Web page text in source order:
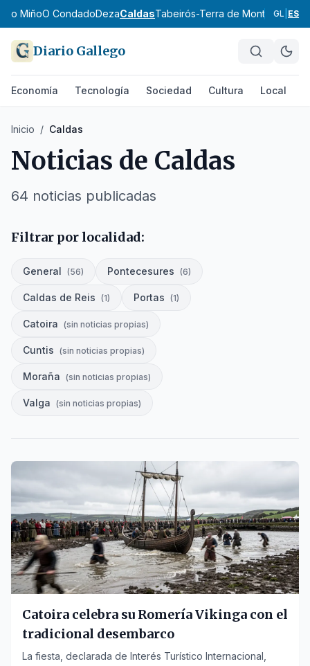
MiñoO CondadoDezaCaldasTabeirós-Terra de MontesA
GL ES
Diario Gallego
Economía Tecnología Sociedad Cultura Local
Inicio / Caldas
Noticias de Caldas
64 noticias publicadas
Filtrar por localidad:
General (56) Pontecesures (6)
Caldas de Reis (1) Portas (1)
Catoira (sin noticias propias)
Cuntis (sin noticias propias)
Moraña (sin noticias propias)
Valga (sin noticias propias)
Catoira celebra su Romería Vikinga con el
tradicional desembarco
La fiesta, declarada de Interés Turístico Internacional,